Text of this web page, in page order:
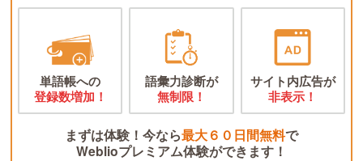
単語帳への
登録数増加！
語彙力診断が
無制限！
サイト内広告が
非表示！
まずは体験！今なら最大６０日間無料で
Weblioプレミアム体験ができます！